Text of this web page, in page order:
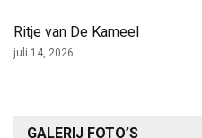
Ritje van De Kameel
juli 14, 2026
GALERIJ FOTO’S